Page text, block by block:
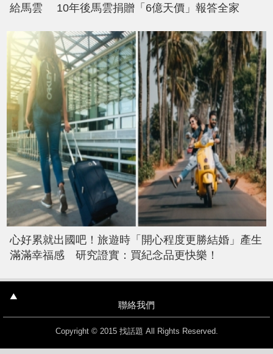
給馬雲 10年後馬雲捐贈「6億天價」報答全家
心好累就出國吧！旅遊時「開心程度更勝結婚」產生
滿滿幸福感 研究證實：買紀念品更快樂！
聯絡我們
Copyright © 2015 找話題 All Rights Reserved.